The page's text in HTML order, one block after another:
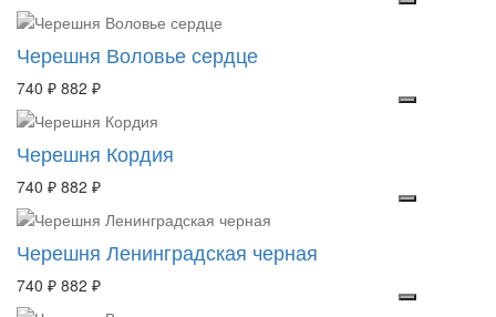
Черешня Воловье сердце
740 ₽ 882 ₽
Черешня Кордия
740 ₽ 882 ₽
Черешня Ленинградская черная
740 ₽ 882 ₽